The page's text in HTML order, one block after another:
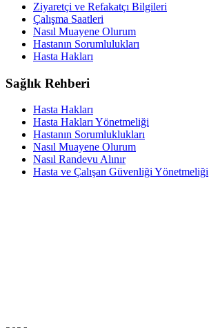
Ziyaretçi ve Refakatçı Bilgileri
Çalışma Saatleri
Nasıl Muayene Olurum
Hastanın Sorumlulukları
Hasta Hakları
Sağlık Rehberi
Hasta Hakları
Hasta Hakları Yönetmeliği
Hastanın Sorumluklukları
Nasıl Muayene Olurum
Nasıl Randevu Alınır
Hasta ve Çalışan Güvenliği Yönetmeliği